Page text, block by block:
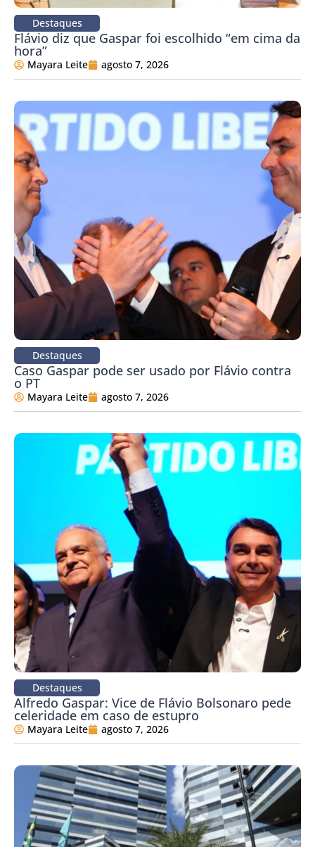
Destaques
Flávio diz que Gaspar foi escolhido “em cima da
hora”
Mayara Leite agosto 7, 2026
Destaques
Caso Gaspar pode ser usado por Flávio contra
o PT
Mayara Leite agosto 7, 2026
Destaques
Alfredo Gaspar: Vice de Flávio Bolsonaro pede
celeridade em caso de estupro
Mayara Leite agosto 7, 2026